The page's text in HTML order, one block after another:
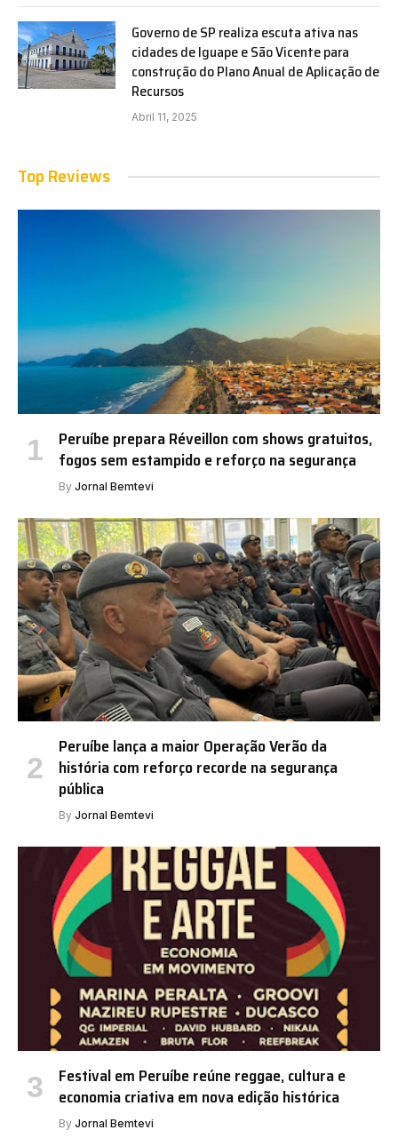
Governo de SP realiza escuta ativa nas
cidades de Iguape e São Vicente para
construção do Plano Anual de Aplicação de
Recursos
Abril 11, 2025
Top Reviews
Peruíbe prepara Réveillon com shows gratuitos,
fogos sem estampido e reforço na segurança
By Jornal Bemtevi
Peruíbe lança a maior Operação Verão da
história com reforço recorde na segurança
pública
By Jornal Bemtevi
Festival em Peruíbe reúne reggae, cultura e
economia criativa em nova edição histórica
By Jornal Bemtevi